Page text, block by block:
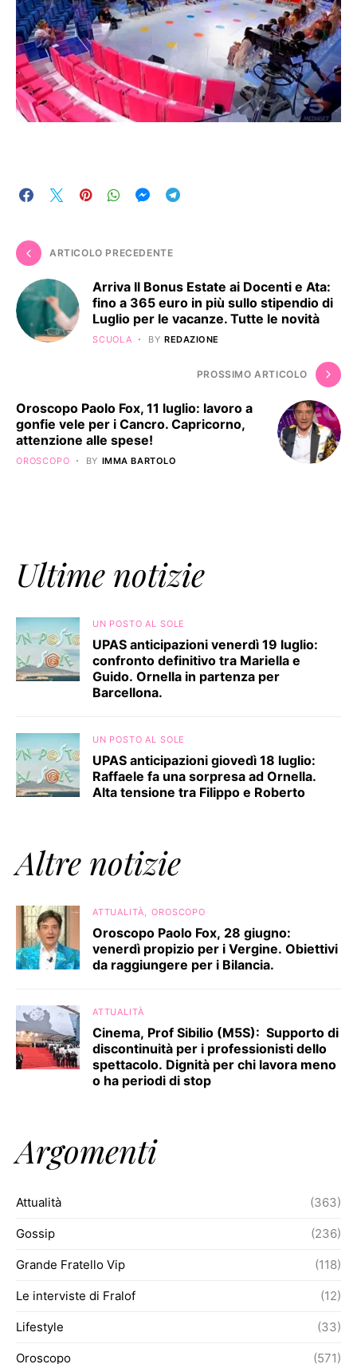
ARTICOLO PRECEDENTE
Arriva Il Bonus Estate ai Docenti e Ata:
fino a 365 euro in più sullo stipendio di
Luglio per le vacanze. Tutte le novità
SCUOLA BY REDAZIONE
PROSSIMO ARTICOLO
Oroscopo Paolo Fox, 11 luglio: lavoro a
gonfie vele per i Cancro. Capricorno,
attenzione alle spese!
OROSCOPO BY IMMA BARTOLO
Ultime notizie
UN POSTO AL SOLE
UPAS anticipazioni venerdì 19 luglio:
confronto definitivo tra Mariella e
Guido. Ornella in partenza per
Barcellona.
UN POSTO AL SOLE
UPAS anticipazioni giovedì 18 luglio:
Raffaele fa una sorpresa ad Ornella.
Alta tensione tra Filippo e Roberto
Altre notizie
ATTUALITÀ OROSCOPO
Oroscopo Paolo Fox, 28 giugno:
venerdì propizio per i Vergine. Obiettivi
da raggiungere per i Bilancia.
ATTUALITÀ
Cinema, Prof Sibilio (M5S): Supporto di
discontinuità per i professionisti dello
spettacolo. Dignità per chi lavora meno
o ha periodi di stop
Argomenti
Attualità (363)
Gossip (236)
Grande Fratello Vip (118)
Le interviste di Fralof (12)
Lifestyle (33)
Oroscopo (571)